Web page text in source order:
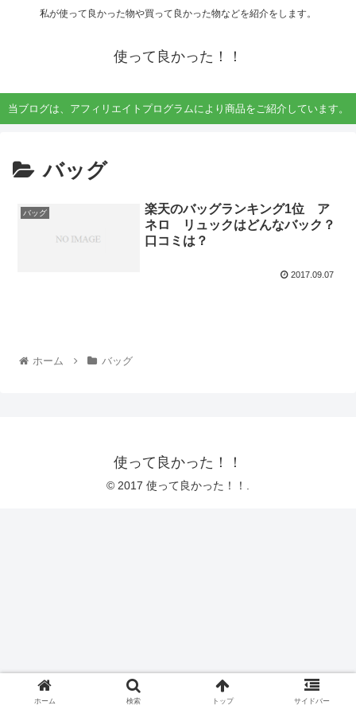
私が使って良かった物や買って良かった物などを紹介をします。
使って良かった！！
当ブログは、アフィリエイトプログラムにより商品をご紹介しています。
バッグ
バッグ
楽天のバッグランキング1位 ア
ネロ リュックはどんなバック？
口コミは？
2017.09.07
ホーム バッグ
使って良かった！！
© 2017 使って良かった！！.
ホーム 検索 トップ サイドバー